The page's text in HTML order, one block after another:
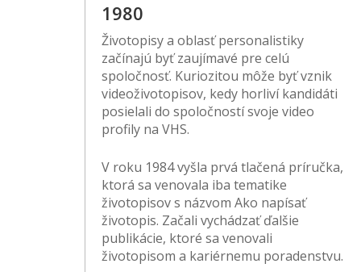
1980
Životopisy a oblasť personalistiky
začínajú byť zaujímavé pre celú
spoločnosť. Kuriozitou môže byť vznik
videoživotopisov, kedy horliví kandidáti
posielali do spoločností svoje video
profily na VHS.
V roku 1984 vyšla prvá tlačená príručka,
ktorá sa venovala iba tematike
životopisov s názvom Ako napísať
životopis. Začali vychádzať ďalšie
publikácie, ktoré sa venovali
životopisom a kariérnemu poradenstvu.